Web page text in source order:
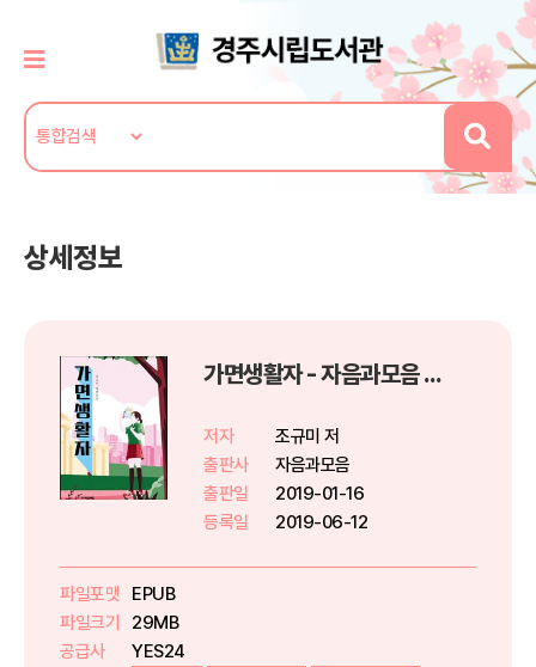
상세정보
가면생활자 - 자음과모음 청소년문학 72
저자
조규미 저
출판사
자음과모음
출판일
2019-01-16
등록일
2019-06-12
파일포맷
EPUB
파일크기
29MB
공급사
YES24